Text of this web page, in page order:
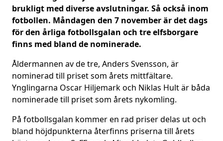
brukligt med diverse avslutningar. Så också inom
fotbollen. Måndagen den 7 november är det dags
för den årliga fotbollsgalan och tre elfsborgare
finns med bland de nominerade.
Åldermannen av de tre, Anders Svensson, är
nominerad till priset som årets mittfältare.
Ynglingarna Oscar Hiljemark och Niklas Hult är båda
nominerade till priset som årets nykomling.
På fotbollsgalan kommer en rad priser delas ut och
bland höjdpunkterna återfinns priserna till årets